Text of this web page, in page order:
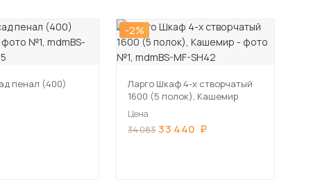
пенал (400)
-2%
Ларго Шкаф 4-х створчатый
1600 (5 полок), Кашемир
Цена
34 083 33 440